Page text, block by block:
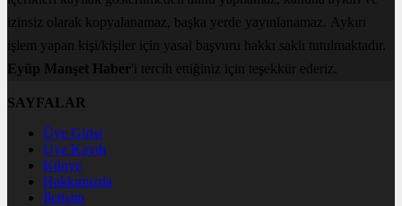
izinsiz olarak kopyalanamaz, başka yerde yayınlanamaz. Aykırı
işlem yapan kişi/kişiler için yasal başvuru hakkı saklı tutulmaktadır.
Eyüp Manşet Haber'i tercih ettiğiniz için teşekkür ederiz.
SAYFALAR
Üye Girişi
Üye Kaydı
Künye
Hakkımızda
İletişim